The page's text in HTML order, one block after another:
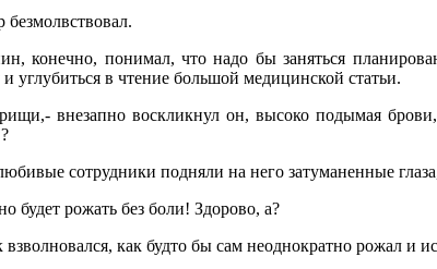
безмолвствовал.
конечно, понимал, что надо бы заняться
углубиться в чтение большой медицинской статьи.
внезапно воскликнул он, высоко подымая
сотрудники подняли на него затуманенные
будет рожать без боли! Здорово, а?
взволновался, как будто бы сам неоднократно рожал и